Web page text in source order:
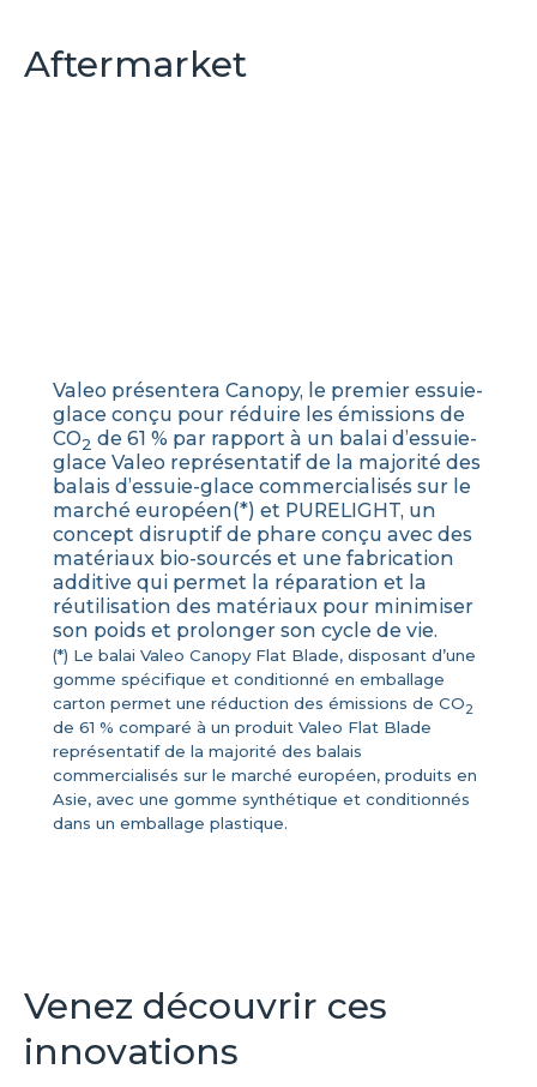
Aftermarket
Valeo présentera Canopy, le premier essuie-
glace conçu pour réduire les émissions de
CO2 de 61 % par rapport à un balai d’essuie-
glace Valeo représentatif de la majorité des
balais d’essuie-glace commercialisés sur le
marché européen(*) et PURELIGHT, un
concept disruptif de phare conçu avec des
matériaux bio-sourcés et une fabrication
additive qui permet la réparation et la
réutilisation des matériaux pour minimiser
son poids et prolonger son cycle de vie.
(*) Le balai Valeo Canopy Flat Blade, disposant d’une
gomme spécifique et conditionné en emballage
carton permet une réduction des émissions de CO2
de 61 % comparé à un produit Valeo Flat Blade
représentatif de la majorité des balais
commercialisés sur le marché européen, produits en
Asie, avec une gomme synthétique et conditionnés
dans un emballage plastique.
Venez découvrir ces
innovations